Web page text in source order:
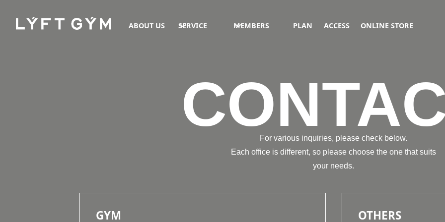
ABOUT US SERVICE MEMBERS PLAN ACCESS ONLINE STORE
For various inquiries, please check below.
Each office is different, so please choose the one that suits
your needs.
GYM OTHERS